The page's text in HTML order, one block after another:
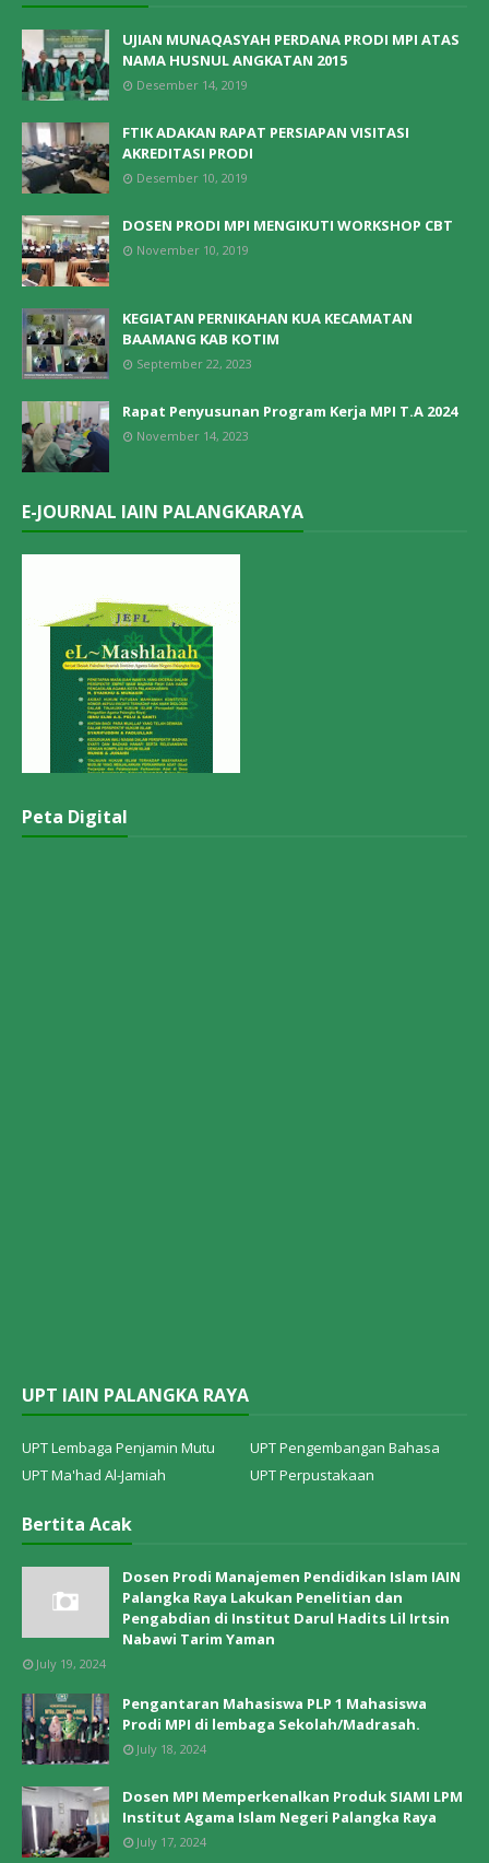
UJIAN MUNAQASYAH PERDANA PRODI MPI ATAS
NAMA HUSNUL ANGKATAN 2015
Desember 14, 2019
FTIK ADAKAN RAPAT PERSIAPAN VISITASI
AKREDITASI PRODI
Desember 10, 2019
DOSEN PRODI MPI MENGIKUTI WORKSHOP CBT
November 10, 2019
KEGIATAN PERNIKAHAN KUA KECAMATAN
BAAMANG KAB KOTIM
September 22, 2023
Rapat Penyusunan Program Kerja MPI T.A 2024
November 14, 2023
E-JOURNAL IAIN PALANGKARAYA
Peta Digital
UPT IAIN PALANGKA RAYA
UPT Lembaga Penjamin Mutu
UPT Pengembangan Bahasa
UPT Ma'had Al-Jamiah
UPT Perpustakaan
Bertita Acak
Dosen Prodi Manajemen Pendidikan Islam IAIN
Palangka Raya Lakukan Penelitian dan
Pengabdian di Institut Darul Hadits Lil Irtsin
Nabawi Tarim Yaman
July 19, 2024
Pengantaran Mahasiswa PLP 1 Mahasiswa
Prodi MPI di lembaga Sekolah/Madrasah.
July 18, 2024
Dosen MPI Memperkenalkan Produk SIAMI LPM
Institut Agama Islam Negeri Palangka Raya
July 17, 2024